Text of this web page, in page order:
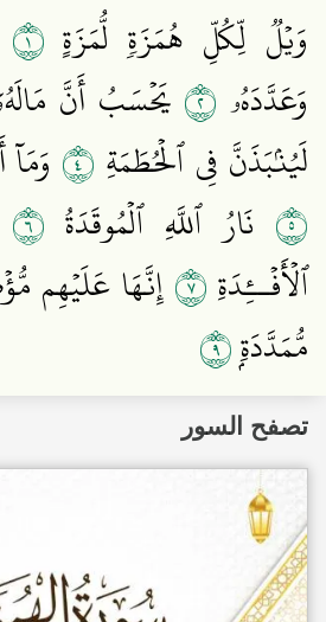
وَيۡلٞ لِّكُلِّ هُمَزَةٖ لُّمَزَةٍ ١
وَعَدَّدَهُۥ ٢ يَحۡسَبُ أَنَّ
لَيُنۢبَذَنَّ فِي ٱلۡحُطَمَةِ ٤
٥ نَارُ ٱللَّهِ ٱلۡمُوقَدَةُ ٦
ٱلۡأَفۡــِٔدَةِ٧إِنَّهَا عَلَيۡهِم
مُّمَدَّدَةِۭ٩
تصفح السور